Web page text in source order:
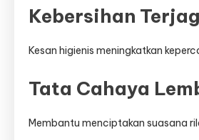
Kebersihan
Kesan higienis meningkatkan
Tata Cahaya
Membantu menciptakan suasana